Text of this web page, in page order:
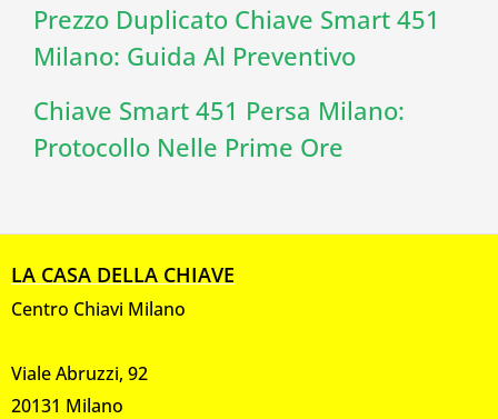
Prezzo Duplicato Chiave Smart 451
Milano: Guida Al Preventivo
Chiave Smart 451 Persa Milano:
Protocollo Nelle Prime Ore
LA CASA DELLA CHIAVE
Centro Chiavi Milano
Viale Abruzzi, 92
20131 Milano